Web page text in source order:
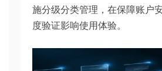
施分级分类管理，在保障账户
度验证影响使用体验。